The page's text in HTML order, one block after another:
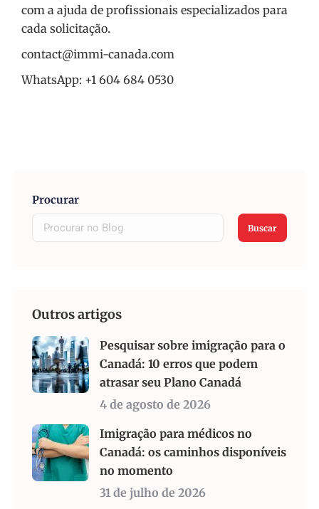
com a ajuda de profissionais especializados para
cada solicitação.
contact@immi-canada.com
WhatsApp: +1 604 684 0530
Procurar
Buscar
Outros artigos
Pesquisar sobre imigração para o
Canadá: 10 erros que podem
atrasar seu Plano Canadá
4 de agosto de 2026
Imigração para médicos no
Canadá: os caminhos disponíveis
no momento
31 de julho de 2026